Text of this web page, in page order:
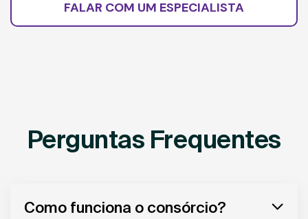
FALAR COM UM ESPECIALISTA
Perguntas Frequentes
Como funciona o consórcio?